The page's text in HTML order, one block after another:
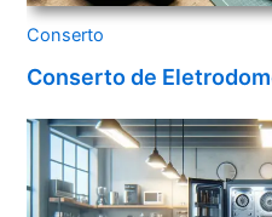
Conserto
Conserto de